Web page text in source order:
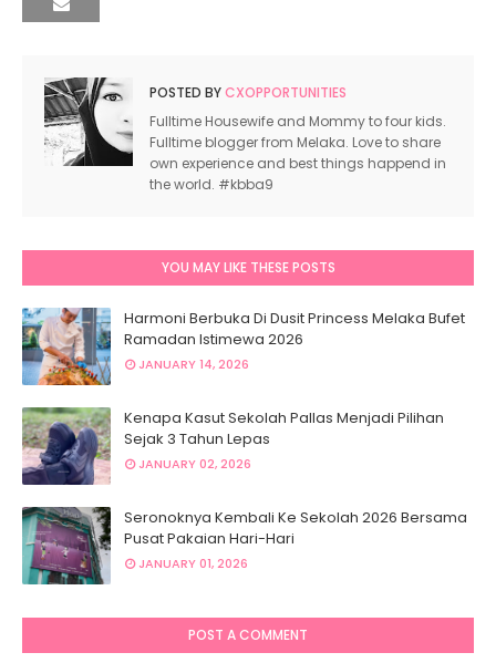
POSTED BYCXOPPORTUNITIES
Fulltime Housewife and Mommy to four kids.
Fulltime blogger from Melaka. Love to share
own experience and best things happend in
the world. #kbba9
YOU MAY LIKE THESE POSTS
Harmoni Berbuka Di Dusit Princess Melaka Bufet
Ramadan Istimewa 2026
JANUARY 14, 2026
Kenapa Kasut Sekolah Pallas Menjadi Pilihan
Sejak 3 Tahun Lepas
JANUARY 02, 2026
Seronoknya Kembali Ke Sekolah 2026 Bersama
Pusat Pakaian Hari-Hari
JANUARY 01, 2026
POST A COMMENT